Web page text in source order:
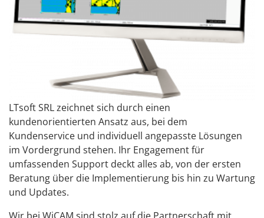
LTsoft SRL zeichnet sich durch einen
kundenorientierten Ansatz aus, bei dem
Kundenservice und individuell angepasste Lösungen
im Vordergrund stehen. Ihr Engagement für
umfassenden Support deckt alles ab, von der ersten
Beratung über die Implementierung bis hin zu Wartung
und Updates.